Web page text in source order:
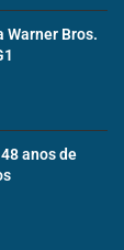
Warner Bros.
anos de